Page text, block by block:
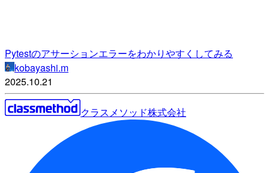
Pytestのアサーションエラーをわかりやすくしてみる
kobayashi.m
2025.10.21
クラスメソッド株式会社